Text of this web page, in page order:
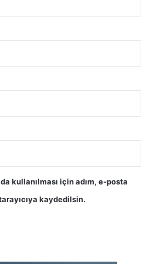
kullanılması için adım, e-posta
kaydedilsin.